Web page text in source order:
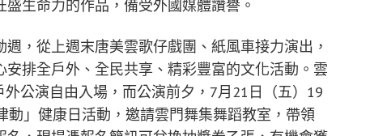
生命力的作品，備受外國媒體讚譽。
，從上週末唐美雲歌仔戲團、紙風車接力演出，
排全戶外、全民共享、精彩豐富的文化活動。雲
公演自由入場，而公演前夕，7月21日（五）19
」健康日活動，邀請雲門舞集舞蹈教室，帶領